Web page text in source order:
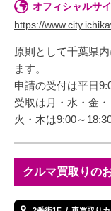
オフィシャルサ
https://
原則として千葉県
ます。
申請の受付は平日
受取は月・水・金
火・木は9:00～18:30
クルマ買取りの